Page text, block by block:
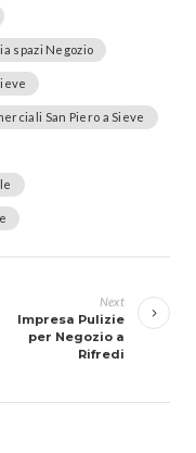
spazi Negozio
San Piero a Sieve
Next
Impresa Pulizie
per Negozio a
Rifredi